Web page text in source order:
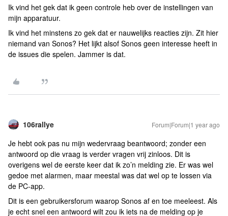
Ik vind het gek dat ik geen controle heb over de instellingen van
mijn apparatuur.
Ik vind het minstens zo gek dat er nauwelijks reacties zijn. Zit hier
niemand van Sonos? Het lijkt alsof Sonos geen interesse heeft in
de issues die spelen. Jammer is dat.
106rallye Forum|Forum|1 year ago
Je hebt ook pas nu mijn wedervraag beantwoord; zonder een
antwoord op die vraag is verder vragen vrij zinloos. Dit is
overigens wel de eerste keer dat ik zo’n melding zie. Er was wel
gedoe met alarmen, maar meestal was dat wel op te lossen via
de PC-app.
Dit is een gebruikersforum waarop Sonos af en toe meeleest. Als
je echt snel een antwoord wilt zou ik iets na de melding op je